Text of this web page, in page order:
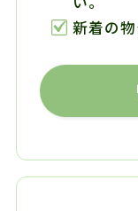
新着の